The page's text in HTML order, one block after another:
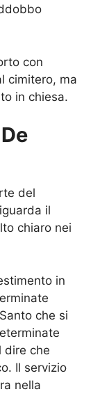
con
cimitero, ma
in chiesa.
del
il
chiaro nei
in
che si
dire che
Il servizio
nella